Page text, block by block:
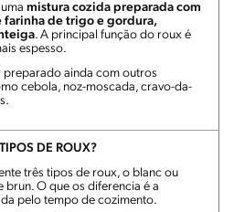
mistura cozida preparada com
farinha de trigo e gordura,
. A principal função do roux é
espesso.
preparado ainda com outros
cebola, noz-moscada, cravo-da-
DE ROUX?
três tipos de roux, o blanc ou
brun. O que os diferencia é a
pelo tempo de cozimento.